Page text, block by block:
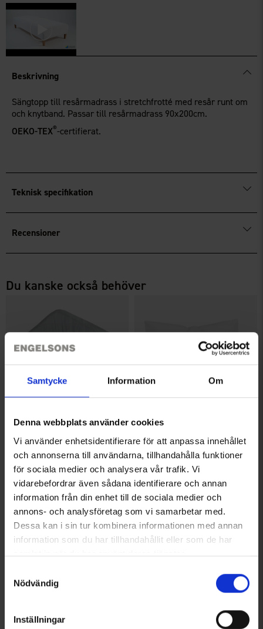
Samtycke Information Om
Denna webbplats använder cookies
Vi använder enhetsidentifierare för att anpassa innehållet
och annonserna till användarna, tillhandahålla funktioner
för sociala medier och analysera vår trafik. Vi
vidarebefordrar även sådana identifierare och annan
information från din enhet till de sociala medier och
annons- och analysföretag som vi samarbetar med.
Dessa kan i sin tur kombinera informationen med annan
information som du har tillhandahållit eller som de har
samlat in när du har använt deras tjänster.
Nödvändig
Inställningar
Beskrivning
Sängtopp till resårmadrass i stretchfrotté med resår runt om
och knytband. Passar till resårmadrass 90x200cm.
OEKO-TEX®-certifierat.
Teknisk specifikation
Recensioner
Du kanske också behöver
+2
Från145 kr Från35 kr
Liknande produkter
Betyg: